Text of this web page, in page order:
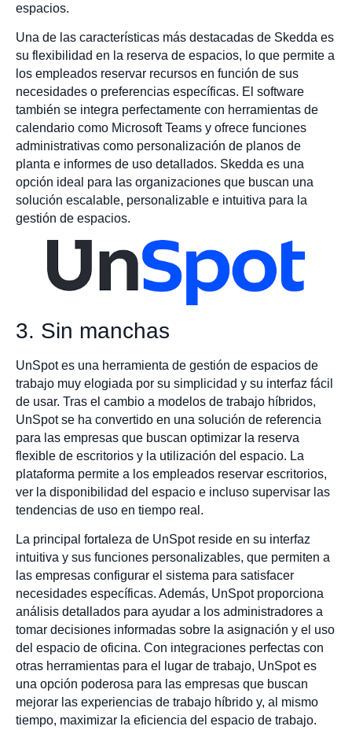
espacios.
Una de las características más destacadas de Skedda es
su flexibilidad en la reserva de espacios, lo que permite a
los empleados reservar recursos en función de sus
necesidades o preferencias específicas. El software
también se integra perfectamente con herramientas de
calendario como Microsoft Teams y ofrece funciones
administrativas como personalización de planos de
planta e informes de uso detallados. Skedda es una
opción ideal para las organizaciones que buscan una
solución escalable, personalizable e intuitiva para la
gestión de espacios.
3. Sin manchas
UnSpot es una herramienta de gestión de espacios de
trabajo muy elogiada por su simplicidad y su interfaz fácil
de usar. Tras el cambio a modelos de trabajo híbridos,
UnSpot se ha convertido en una solución de referencia
para las empresas que buscan optimizar la reserva
flexible de escritorios y la utilización del espacio. La
plataforma permite a los empleados reservar escritorios,
ver la disponibilidad del espacio e incluso supervisar las
tendencias de uso en tiempo real.
La principal fortaleza de UnSpot reside en su interfaz
intuitiva y sus funciones personalizables, que permiten a
las empresas configurar el sistema para satisfacer
necesidades específicas. Además, UnSpot proporciona
análisis detallados para ayudar a los administradores a
tomar decisiones informadas sobre la asignación y el uso
del espacio de oficina. Con integraciones perfectas con
otras herramientas para el lugar de trabajo, UnSpot es
una opción poderosa para las empresas que buscan
mejorar las experiencias de trabajo híbrido y, al mismo
tiempo, maximizar la eficiencia del espacio de trabajo.